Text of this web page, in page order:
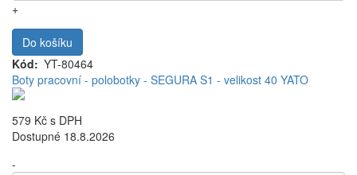
+
Do košíku
Kód
YT-80464
Boty pracovní - polobotky - SEGURA S1 - velikost 40 YATO
579 Kč s DPH
Dostupné 18.8.2026
-